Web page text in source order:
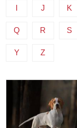
J K
Q R S
Y Z